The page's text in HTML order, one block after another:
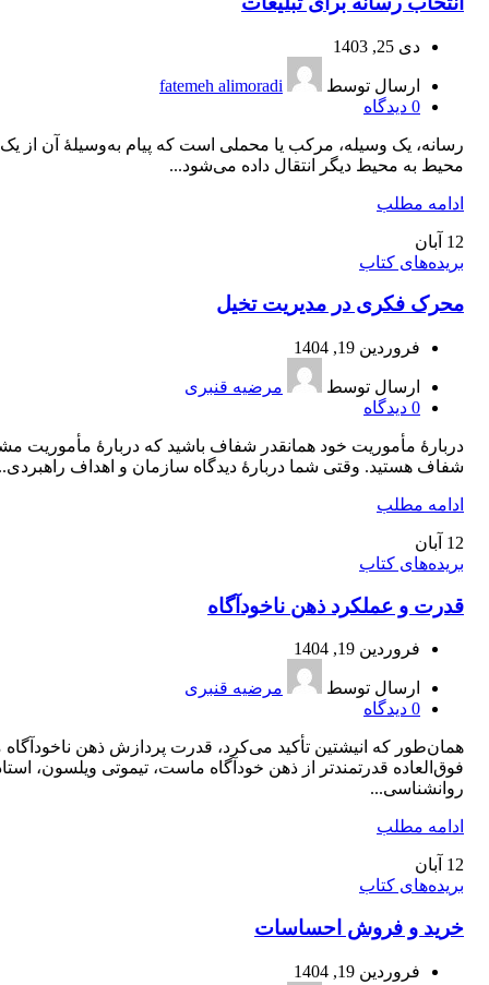
دی 25, 1403
ارسال توسط
fatemeh alimoradi
0 دیدگاه
رسانه، یک وسیله، مرکب یا محملی است که پیام به‌‌وسیلۀ آن از یک
محیط به محیط دیگر انتقال داده می‌شود...
ادامه مطلب
12 آبان
بریده‌های کتاب
محرک فکری در مدیریت تخیل
فروردین 19, 1404
ارسال توسط
مرضیه قنبری
0 دیدگاه
دربارۀ مأموریت خود همانقدر شفاف باشید که دربارۀ مأموریت
شفاف هستید. وقتی شما دربارۀ دیدگاه سازمان و اهداف
ادامه مطلب
12 آبان
بریده‌های کتاب
قدرت و عملکرد ذهن ناخودآگاه
فروردین 19, 1404
ارسال توسط
مرضیه قنبری
0 دیدگاه
همان‌طور که انیشتین تأکید می‌کرد، قدرت پردازش ذهن ناخودآگاه
فوق‌العاده قدرتمندتر از ذهن خودآگاه ماست، تیموتی ویلسون،
روانشناسی...
ادامه مطلب
12 آبان
بریده‌های کتاب
خرید و فروش احساسات
فروردین 19, 1404